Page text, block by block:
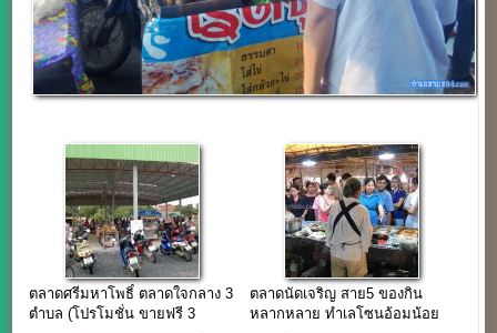
ตลาดศรีมหาโพธิ์ ตลาดใจกลาง 3
ตำบล (โปรโมชั่น ขายฟรี 3
ตลาดนัดเจริญ สาย5 ของกิน
หลากหลาย ทำเลโซนอ้อมน้อย